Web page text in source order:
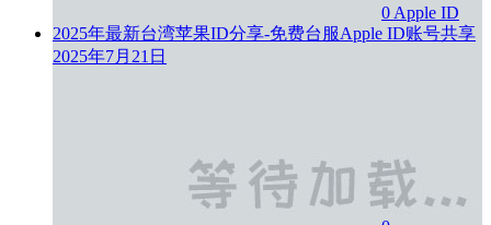
0 Apple ID
2025年最新台湾苹果ID分享-免费台服Apple ID账号共享
2025年7月21日